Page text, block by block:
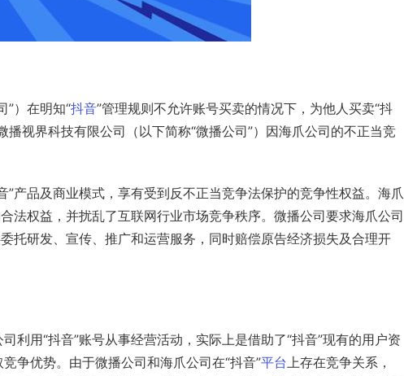
”）在明知“抖音”管理规则不允许账号买卖的情况下，为他人买卖“抖
视界科技有限公司（以下简称“微播公司”）因海爪公司的不正当竞
”产品及商业模式，享有受到反不正当竞争法保护的竞争性权益。海爪
法权益，并扰乱了互联网行业市场竞争秩序。微播公司要求海爪公司
托研发、宣传、推广和运营服务，同时赔偿原告经济损失及合理开
利用“抖音”账号从事经营活动，实际上是借助了“抖音”现有的用户资
争优势。由于微播公司和海爪公司在“抖音”平台上存在竞争关系，